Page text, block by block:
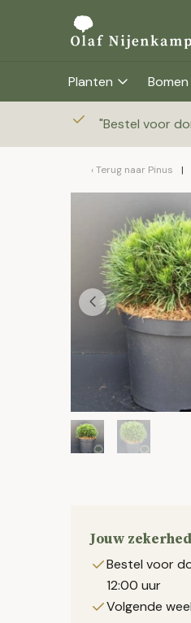
Planten Bomen
"Bestel voor
Terug naar Pinus
Jouw
Bestel voor
12:00 uur
Volgende